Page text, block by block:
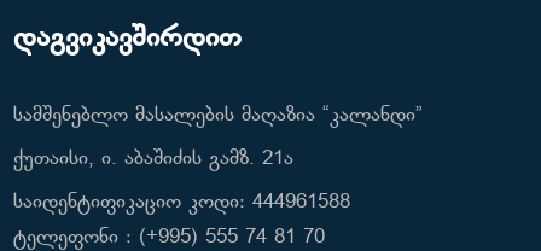
დაგვიკავშირდით
სამშენებლო მასალების მაღაზია “კალანდი”
ქუთაისი, ი. აბაშიძის გამზ. 21ა
საიდენტიფიკაციო კოდი: 444961588
ტელეფონი : (+995) 555 74 81 70